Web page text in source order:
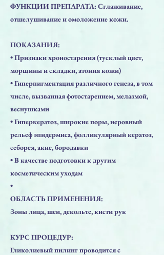
ФУНКЦИИ ПРЕПАРАТА: Сглаживание,
отшелушивание и омоложение кожи.
ПОКАЗАНИЯ:
• Признаки хроностарения (тусклый цвет,
морщины и складки, атония кожи)
• Гиперпигментация различного генеза, в том
числе, вызванная фотостарением, мелазмой,
веснушками
• Гиперкератоз, широкие поры, неровный
рельеф эпидермиса, фолликулярный кератоз,
себорея, акне, бородавки
• В качестве подготовки к другим
косметическим уходам
•
ОБЛАСТЬ ПРИМЕНЕНИЯ:
Зоны лица, шеи, декольте, кисти рук
КУРС ПРОЦЕДУР:
Гликолиевый пилинг проводится с